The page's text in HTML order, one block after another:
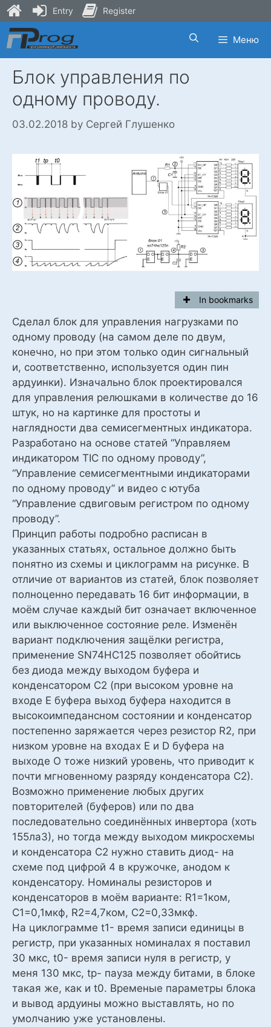
Skip
to
content
Меню
Блок управления по
одному проводу.
03.02.2018 by Сергей Глушенко
In bookmarks
Сделал блок для управления нагрузками по
одному проводу (на самом деле по двум,
конечно, но при этом только один сигнальный
и, соответственно, используется один пин
ардуинки). Изначально блок проектировался
для управления релюшками в количестве до 16
штук, но на картинке для простоты и
наглядности два семисегментных индикатора.
Разработано на основе статей “Управляем
индикатором TIC по одному проводу”,
“Управление семисегментными индикаторами
по одному проводу” и видео с ютуба
“Управление сдвиговым регистром по одному
проводу”.
Принцип работы подробно расписан в
указанных статьях, остальное должно быть
понятно из схемы и циклограмм на рисунке. В
отличие от вариантов из статей, блок позволяет
полноценно передавать 16 бит информации, в
моём случае каждый бит означает включенное
или выключенное состояние реле. Изменён
вариант подключения защёлки регистра,
применение SN74HC125 позволяет обойтись
без диода между выходом буфера и
конденсатором С2 (при высоком уровне на
входе Е буфера выход буфера находится в
высокоимпедансном состоянии и конденсатор
постепенно заряжается через резистор R2, при
низком уровне на входах Е и D буфера на
выходе О тоже низкий уровень, что приводит к
почти мгновенному разряду конденсатора С2).
Возможно применение любых других
повторителей (буферов) или по два
последовательно соединённых инвертора (хоть
155ла3), но тогда между выходом микросхемы
и конденсатора С2 нужно ставить диод- на
схеме под цифрой 4 в кружочке, анодом к
конденсатору. Номиналы резисторов и
конденсаторов в моём варианте: R1=1ком,
C1=0,1мкф, R2=4,7ком, C2=0,33мкф.
На циклограмме t1- время записи единицы в
регистр, при указанных номиналах я поставил
30 мкс, t0- время записи нуля в регистр, у
меня 130 мкс, tр- пауза между битами, в блоке
такая же, как и t0. Временые параметры блока
и вывод ардуины можно выставлять, но по
умолчанию уже установлены.
Entry Register